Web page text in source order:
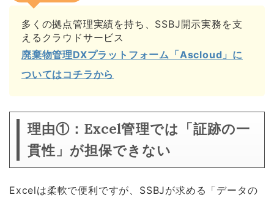
多くの拠点管理実績を持ち、SSBJ開示実務を支
えるクラウドサービス
廃棄物管理DXプラットフォーム「Ascloud」に
ついてはコチラから
理由①：Excel管理では「証跡の一
貫性」が担保できない
Excelは柔軟で便利ですが、SSBJが求める「データの